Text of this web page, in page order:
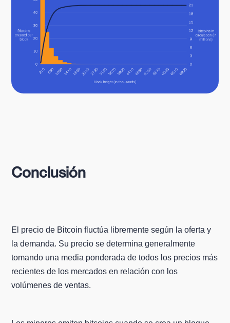
Conclusión
El precio de Bitcoin fluctúa libremente según la oferta y
la demanda. Su precio se determina generalmente
tomando una media ponderada de todos los precios más
recientes de los mercados en relación con los
volúmenes de ventas.